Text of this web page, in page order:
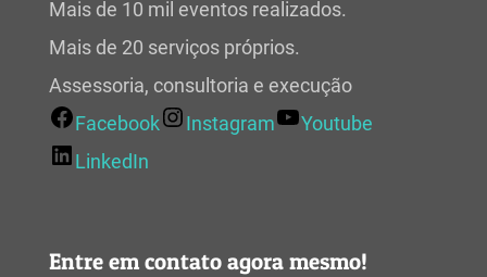
Mais de 10 mil eventos realizados.
Mais de 20 serviços próprios.
Assessoria, consultoria e execução
Facebook
Instagram
Youtube
LinkedIn
Entre em contato agora mesmo!